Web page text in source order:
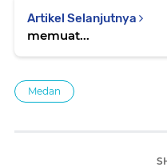
Artikel Selanjutnya
memuat...
Medan